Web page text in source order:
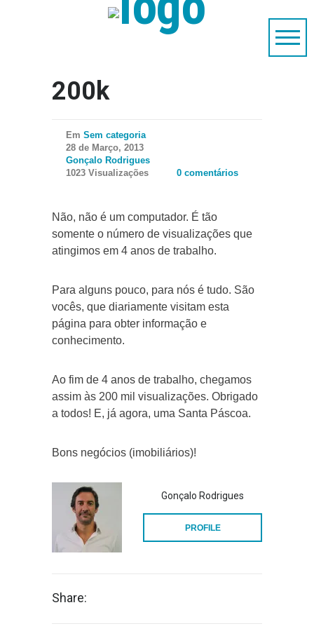
200k
Em Sem categoria
28 de Março, 2013
Gonçalo Rodrigues
1023 Visualizações
0 comentários
Não, não é um computador. É tão
somente o número de visualizações que
atingimos em 4 anos de trabalho.
Para alguns pouco, para nós é tudo. São
vocês, que diariamente visitam esta
página para obter informação e
conhecimento.
Ao fim de 4 anos de trabalho, chegamos
assim às 200 mil visualizações. Obrigado
a todos! E, já agora, uma Santa Páscoa.
Bons negócios (imobiliários)!
Gonçalo Rodrigues
PROFILE
Share: